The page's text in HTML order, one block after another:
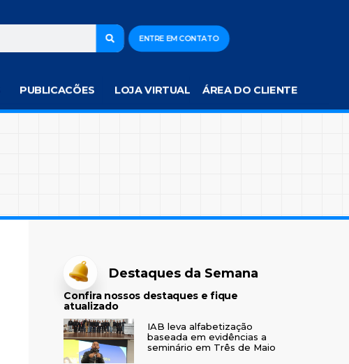
ENTRE EM CONTATO
PUBLICACÕES LOJA VIRTUAL ÁREA DO CLIENTE
Destaques da Semana
Confira nossos destaques e fique
atualizado
IAB leva alfabetização
baseada em evidências a
seminário em Três de Maio